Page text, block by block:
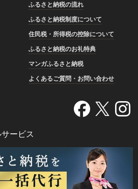
ふるさと納税の流れ
ふるさと納税制度について
住民税・所得税の控除について
ふるさと納税のお礼特典
マンガふるさと納税
よくあるご質問・お問い合わせ
ービス